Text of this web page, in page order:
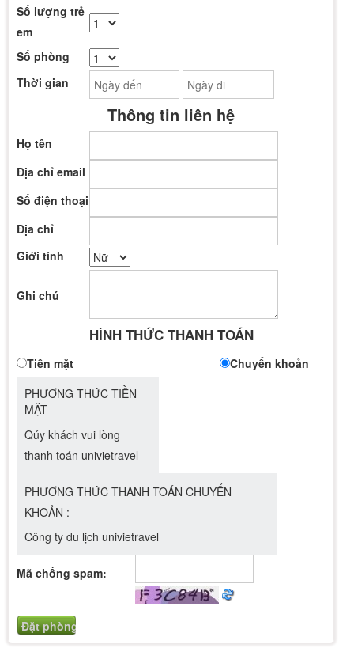
Số lượng trẻ
em
Số phòng
Thời gian
Thông tin liên hệ
Họ tên
Địa chỉ email
Số điện thoại
Địa chỉ
Giới tính
Ghi chú
HÌNH THỨC THANH TOÁN
Tiền mặt
Chuyển khoản
PHƯƠNG THỨC TIỀN
MẶT
Qúy khách vui lòng
thanh toán univietravel
PHƯƠNG THỨC THANH TOÁN CHUYỂN
KHOẢN :
Công ty du lịch univietravel
Mã chống spam: